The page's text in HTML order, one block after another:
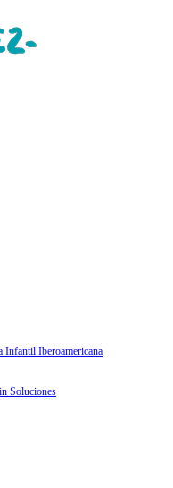
Infantil Iberoamericana
Soluciones